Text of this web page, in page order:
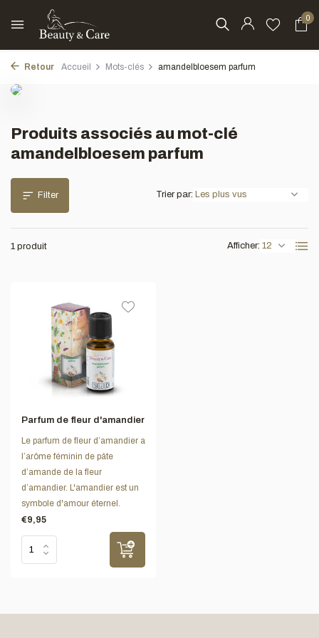
0
Retour Accueil Mots-clés amandelbloesem parfum
Produits associés au mot-clé
amandelbloesem parfum
Filter
1 produit Afficher:
Trier par:
Parfum de fleur d'amandier
Le parfum de fleur d’amandier a
l’arôme féminin de pâte
d’amande de la fleur
d’amandier. L'amandier est un
symbole d'amour éternel.
€9,95